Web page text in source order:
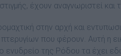
έχουν αναγνωριστεί
στην αρχή και
που φέρουν. Αυτή η
ενυδρείο της Ρόδου τα έχει